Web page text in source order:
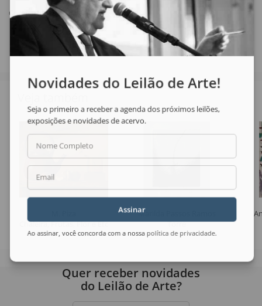
Compartilhar
Chaleira, Frutas, Flor e Etc
Marilda Passos Ramos
Torre
Novidades do Leilão de Arte!
Seja o primeiro a receber a agenda dos próximos leilões,
exposições e novidades de acervo.
Nome Completo
Email
Assinar
Ao assinar, você concorda com a nossa política de privacidade.
Quer receber novidades
do Leilão de Arte?